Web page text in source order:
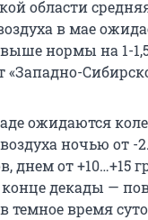
области
в мае
нормы на 1-
«Западно-
ожидаются
ночью от -
днем от +10…+15
конце декады —
темное время